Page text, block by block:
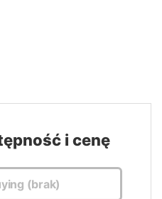
i cenę
(brak)